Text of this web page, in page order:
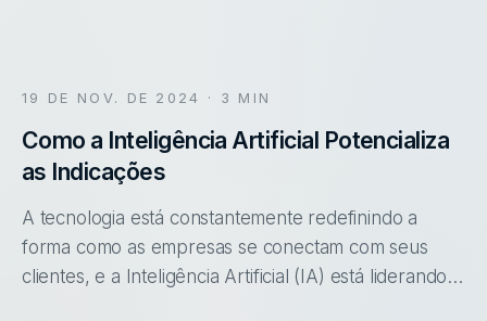
19 DE NOV. DE 2024 · 3 MIN
Como a Inteligência Artificial Potencializa
as Indicações
A tecnologia está constantemente redefinindo a
forma como as empresas se conectam com seus
clientes, e a Inteligência Artificial (IA) está liderando